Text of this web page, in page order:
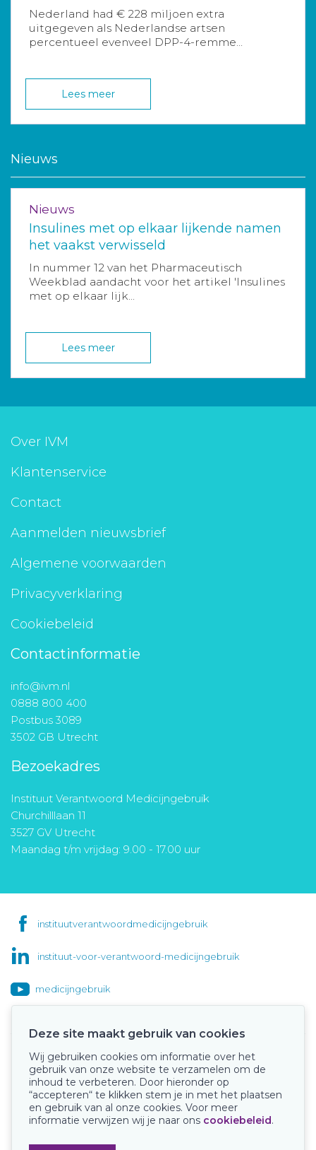
Nederland had € 228 miljoen extra
uitgegeven als Nederlandse artsen
percentueel evenveel DPP-4-remme...
Lees meer
Nieuws
Nieuws
Insulines met op elkaar lijkende namen
het vaakst verwisseld
In nummer 12 van het Pharmaceutisch
Weekblad aandacht voor het artikel 'Insulines
met op elkaar lijk...
Lees meer
Over IVM
Klantenservice
Contact
Aanmelden nieuwsbrief
Algemene voorwaarden
Privacyverklaring
Cookiebeleid
Contactinformatie
info@ivm.nl
0888 800 400
Postbus 3089
3502 GB Utrecht
Bezoekadres
Instituut Verantwoord Medicijngebruik
Churchilllaan 11
3527 GV Utrecht
Maandag t/m vrijdag: 9.00 - 17.00 uur
instituutverantwoordmedicijngebruik
instituut-voor-verantwoord-medicijngebruik
medicijngebruik
Onze keurmerken
Deze site maakt gebruik van cookies
Wij gebruiken cookies om informatie over het
gebruik van onze website te verzamelen om de
inhoud te verbeteren. Door hieronder op
“accepteren“ te klikken stem je in met het plaatsen
en gebruik van al onze cookies. Voor meer
informatie verwijzen wij je naar ons cookiebeleid.